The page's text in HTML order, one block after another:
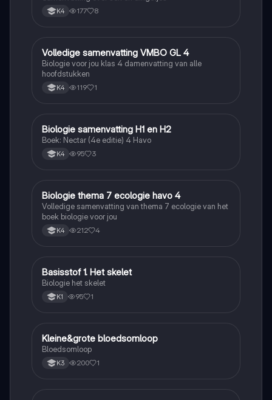
K4 177 8
Biologie
Volledige samenvatting VMBO GL 4
Biologie voor jou klas 4 damenvatting van alle
hoofdstukken
K4 119 1
Biologie
Biologie samenvatting H1 en H2
Boek: Nectar (4e editie) 4 Havo
K4 95 3
Biologie
Biologie thema 7 ecologie havo 4
Volledige samenvatting van thema 7 ecologie van het
boek biologie voor jou
K4 212 4
Biologie
Basisstof 1. Het skelet
Biologie het skelet
K1 95 1
Biologie
Kleine&grote bloedsomloop
Bloedsomloop
K3 200 1